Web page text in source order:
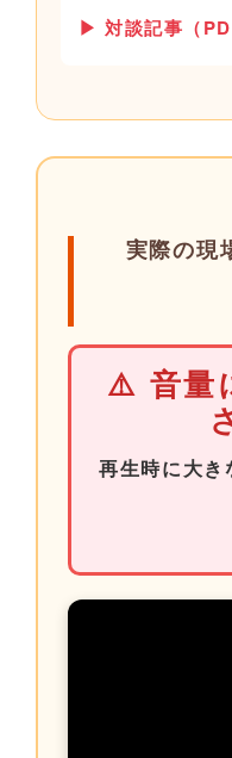
▶ 対談記事（
実際の現
⚠️ 音量
再生時に大き